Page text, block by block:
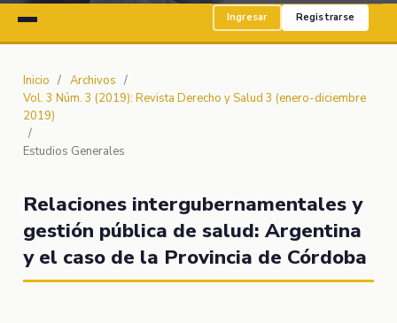
Ingresar Registrarse
Inicio / Archivos /
Vol. 3 Núm. 3 (2019): Revista Derecho y Salud 3 (enero-diciembre
2019)
/
Estudios Generales
Relaciones intergubernamentales y
gestión pública de salud: Argentina
y el caso de la Provincia de Córdoba